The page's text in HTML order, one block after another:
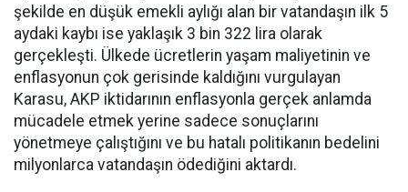
şekilde en düşük emekli aylığı alan bir vatandaşın ilk 5
aydaki kaybı ise yaklaşık 3 bin 322 lira olarak
gerçekleşti. Ülkede ücretlerin yaşam maliyetinin ve
enflasyonun çok gerisinde kaldığını vurgulayan
Karasu, AKP iktidarının enflasyonla gerçek anlamda
mücadele etmek yerine sadece sonuçlarını
yönetmeye çalıştığını ve bu hatalı politikanın bedelini
milyonlarca vatandaşın ödediğini aktardı.